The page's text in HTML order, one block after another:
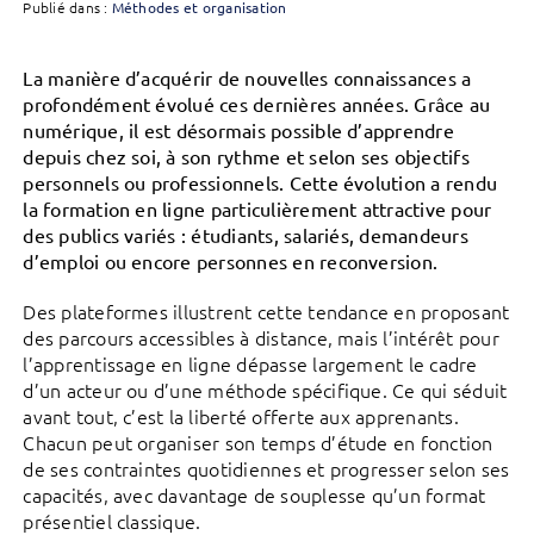
Publié dans : Méthodes et organisation
La manière d’acquérir de nouvelles connaissances a
profondément évolué ces dernières années. Grâce au
numérique, il est désormais possible d’apprendre
depuis chez soi, à son rythme et selon ses objectifs
personnels ou professionnels. Cette évolution a rendu
la formation en ligne particulièrement attractive pour
des publics variés : étudiants, salariés, demandeurs
d’emploi ou encore personnes en reconversion.
Des plateformes illustrent cette tendance en proposant
des parcours accessibles à distance, mais l’intérêt pour
l’apprentissage en ligne dépasse largement le cadre
d’un acteur ou d’une méthode spécifique. Ce qui séduit
avant tout, c’est la liberté offerte aux apprenants.
Chacun peut organiser son temps d’étude en fonction
de ses contraintes quotidiennes et progresser selon ses
capacités, avec davantage de souplesse qu’un format
présentiel classique.